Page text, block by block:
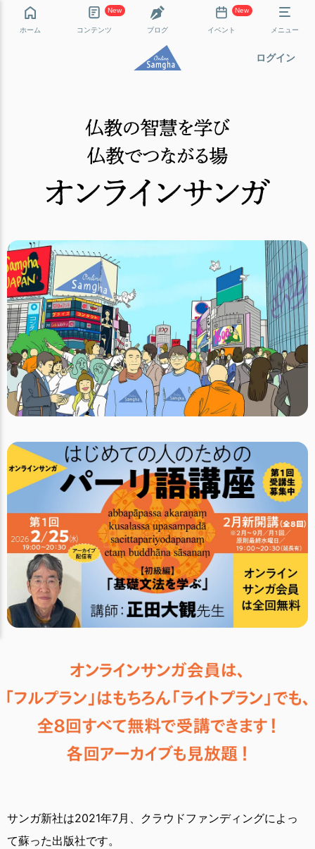
ホーム
New
コンテンツ ブログ
New
イベント メニュー
ログイン
サンガ新社は2021年7月、 クラウドファンディングによっ
て蘇った出版社です。